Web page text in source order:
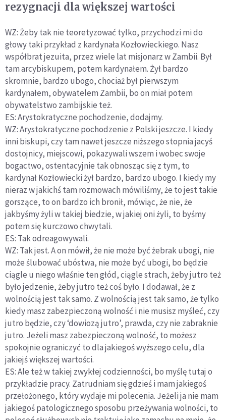
rezygnacji dla większej wartości
WZ: Żeby tak nie teoretyzować tylko, przychodzi mi do
głowy taki przykład z kardynała Kozłowieckiego. Nasz
współbrat jezuita, przez wiele lat misjonarz w Zambii. Był
tam arcybiskupem, potem kardynałem. Żył bardzo
skromnie, bardzo ubogo, chociaż był pierwszym
kardynałem, obywatelem Zambii, bo on miał potem
obywatelstwo zambijskie też.
ES: Arystokratyczne pochodzenie, dodajmy.
WZ: Arystokratyczne pochodzenie z Polski jeszcze. I kiedy
inni biskupi, czy tam nawet jeszcze niższego stopnia jacyś
dostojnicy, miejscowi, pokazywali wszem i wobec swoje
bogactwo, ostentacyjnie tak obnosząc się z tym, to
kardynał Kozłowiecki żył bardzo, bardzo ubogo. I kiedy my
nieraz w jakichś tam rozmowach mówiliśmy, że to jest takie
gorszące, to on bardzo ich bronił, mówiąc, że nie, że
jakbyśmy żyli w takiej biedzie, w jakiej oni żyli, to byśmy
potem się kurczowo chwytali.
ES: Tak odreagowywali.
WZ: Tak jest. A on mówił, że nie może być żebrak ubogi, nie
może ślubować ubóstwa, nie może być ubogi, bo będzie
ciągle u niego właśnie ten głód, ciągle strach, żeby jutro też
było jedzenie, żeby jutro też coś było. I dodawał, że z
wolnością jest tak samo. Z wolnością jest tak samo, że tylko
kiedy masz zabezpieczoną wolność i nie musisz myśleć, czy
jutro będzie, czy ‘dowiozą jutro’, prawda, czy nie zabraknie
jutro. Jeżeli masz zabezpieczoną wolność, to możesz
spokojnie ograniczyć to dla jakiegoś wyższego celu, dla
jakiejś większej wartości.
ES: Ale też w takiej zwykłej codzienności, bo myślę tutaj o
przykładzie pracy. Zatrudniam się gdzieś i mam jakiegoś
przełożonego, który wydaje mi polecenia. Jeżeli ja nie mam
jakiegoś patologicznego sposobu przeżywania wolności, to